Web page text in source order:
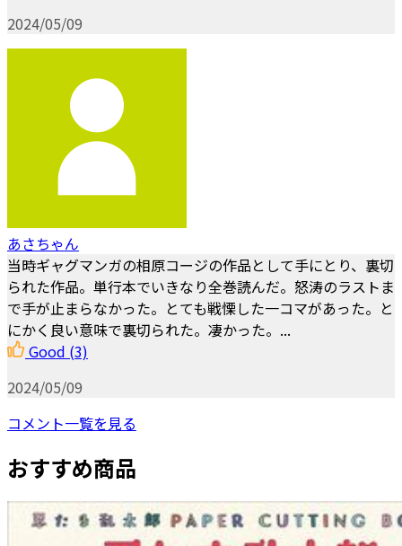
2024/05/09
あさちゃん
当時ギャグマンガの相原コージの作品として手にとり、裏切
られた作品。単行本でいきなり全巻読んだ。怒涛のラストま
で手が止まらなかった。とても戦慄した一コマがあった。と
にかく良い意味で裏切られた。凄かった。...
Good (3)
2024/05/09
コメント一覧を見る
おすすめ商品